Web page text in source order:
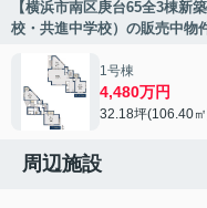
【横浜市南区庚台65全3棟
校・共進中学校）の販売中物
1号棟
4,480万円
32.18坪(106.40
周辺施設